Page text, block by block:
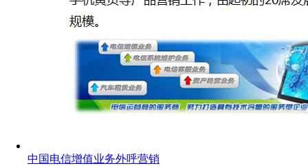
中国电信增值业务外呼营销